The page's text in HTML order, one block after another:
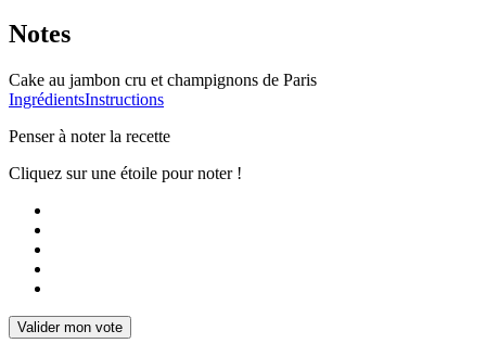
Notes
Cake au jambon cru et champignons de Paris
IngrédientsInstructions
Penser à noter la recette
Cliquez sur une étoile pour noter !
Valider mon vote